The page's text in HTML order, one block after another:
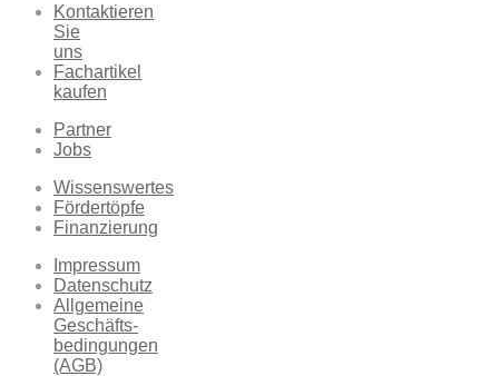
Kontaktieren
Sie
uns
Fachartikel
kaufen
Partner
Jobs
Wissenswertes
Fördertöpfe
Finanzierung
Impressum
Datenschutz
Allgemeine
Geschäfts-
bedingungen
(AGB)